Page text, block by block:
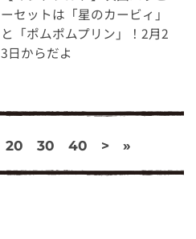
ーセットは「星のカービィ」
と「ポムポムプリン」！2月2
3日からだよ
20 30 40 > »